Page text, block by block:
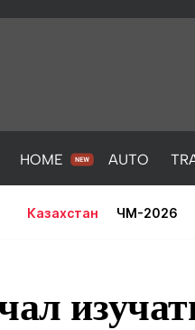
HOME AUTO
Казахстан ЧМ-2026